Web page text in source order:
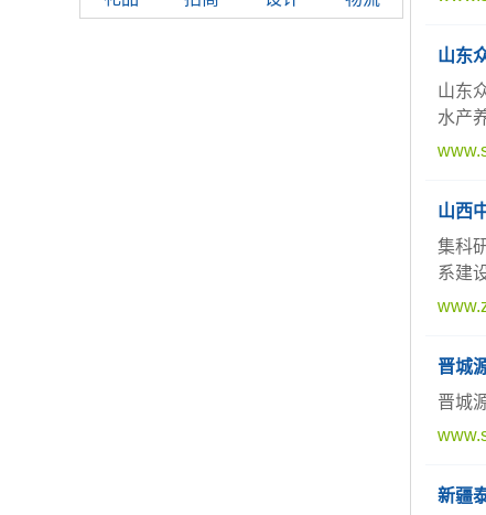
山东
山东
水产
山西
集科
系建
晋城
晋城
新疆